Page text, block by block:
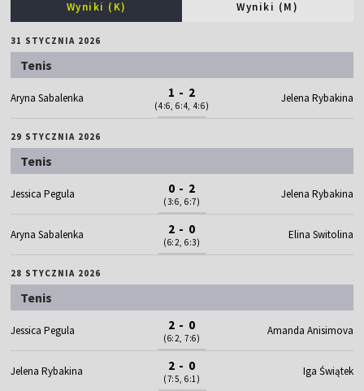
Wyniki (K) Wyniki (M)
31 STYCZNIA 2026
Tenis
Aryna Sabalenka 1 - 2
(4:6, 6:4, 4:6)
Jelena Rybakina
29 STYCZNIA 2026
Tenis
Jessica Pegula 0 - 2
(3:6, 6:7)
Jelena Rybakina
Aryna Sabalenka 2 - 0
(6:2, 6:3)
Elina Switolina
28 STYCZNIA 2026
Tenis
Jessica Pegula 2 - 0
(6:2, 7:6)
Amanda Anisimova
Jelena Rybakina 2 - 0
(7:5, 6:1)
Iga Świątek